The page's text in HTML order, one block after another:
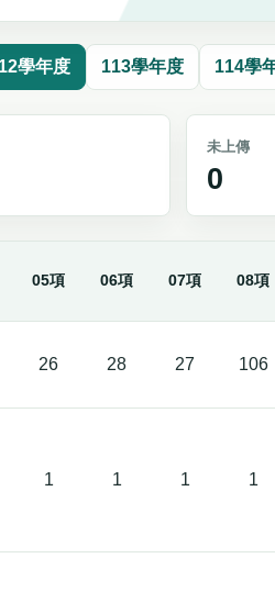
學年度 113學年度 114學
未上傳
0
05項 06項 07項 08項
26 28 27 106
1 1 1 1